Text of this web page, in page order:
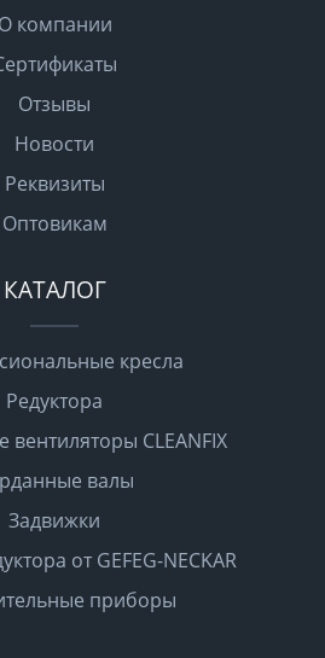
О компании
Отзывы
Новости
Реквизиты
Оптовикам
КАТАЛОГ
кресла
Редуктора
вентиляторы CLEANFIX
валы
Задвижки
от GEFEG-NECKAR
приборы